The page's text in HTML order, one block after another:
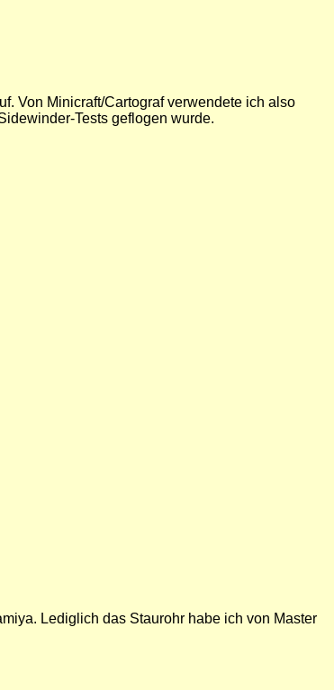
Von Minicraft/Cartograf verwendete ich also
Tests geflogen wurde.
Lediglich das Staurohr habe ich von Master